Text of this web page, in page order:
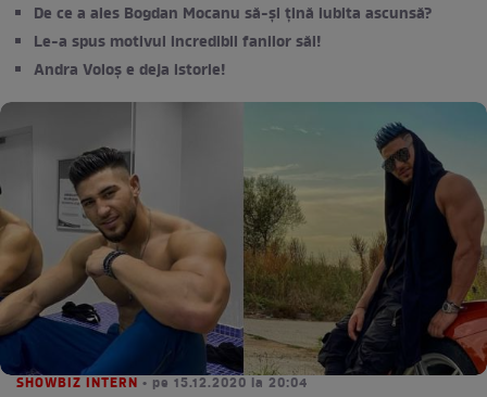
De ce a ales Bogdan Mocanu să-și țină iubita ascunsă?
Le-a spus motivul incredibil fanilor săi!
Andra Voloș e deja istorie!
SHOWBIZ INTERN • pe 15.12.2020 la 20:04